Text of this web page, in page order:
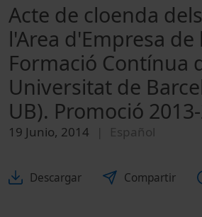
Acte de cloenda
l'Area d'Empresa
Formació Contínua
Universitat de
UB). Promoció
19 Junio, 2014 Español
Descargar Compartir